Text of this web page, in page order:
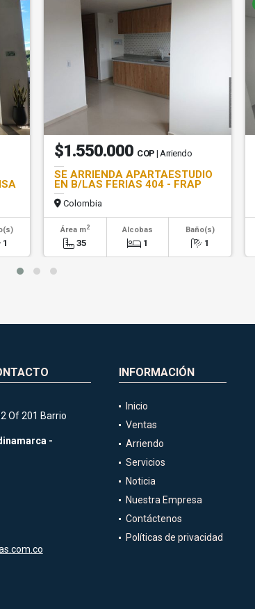
1
$1.550.000 COP | Arriendo
SE ARRIENDA APARTAESTUDIO
EN B/LAS FERIAS 404 - FRAP
Colombia
Área m2
35
Alcobas
1
Baño(s)
1
Of 201 Barrio
-
INFORMACIÓN
Inicio
Ventas
Arriendo
Servicios
Noticia
Nuestra Empresa
Contáctenos
Políticas de privacidad